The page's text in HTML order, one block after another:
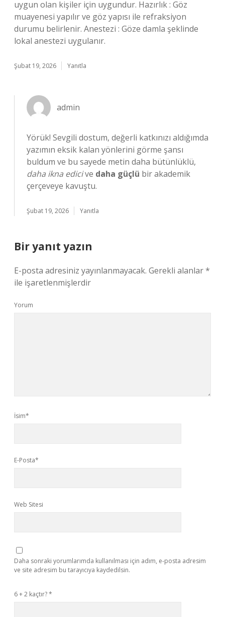
uygun olan kişiler için uygundur. Hazırlık : Göz
muayenesi yapılır ve göz yapısı ile refraksiyon
durumu belirlenir. Anestezi : Göze damla şeklinde
lokal anestezi uygulanır.
Şubat 19, 2026 Yanıtla
admin
Yörük! Sevgili dostum, değerli katkınızı aldığımda
yazımın eksik kalan yönlerini görme şansı
buldum ve bu sayede metin daha bütünlüklü,
daha ikna edicive daha güçlü bir akademik
çerçeveye kavuştu.
Şubat 19, 2026 Yanıtla
Bir yanıt yazın
E-posta adresiniz yayınlanmayacak. Gerekli alanlar*
ile işaretlenmişlerdir
Yorum
İsim*
E-Posta*
Web Sitesi
Daha sonraki yorumlarımda kullanılması için adım, e-posta adresim
ve site adresim bu tarayıcıya kaydedilsin.
6 + 2 kaçtır?*